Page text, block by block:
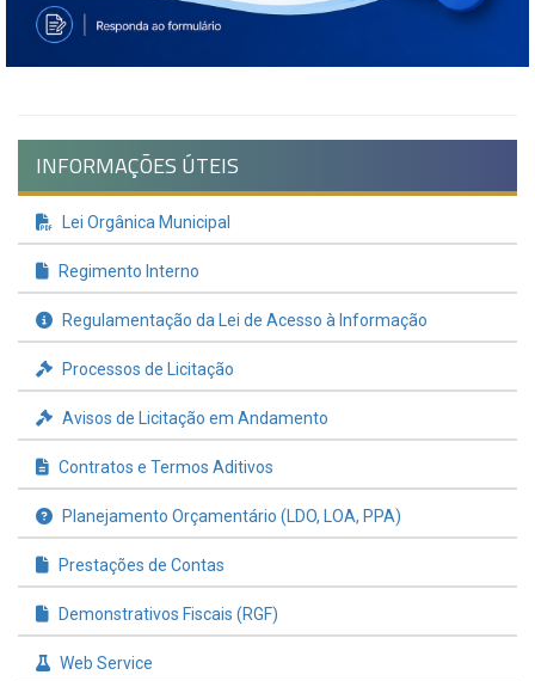
INFORMAÇÕES ÚTEIS
Lei Orgânica Municipal
Regimento Interno
Regulamentação da Lei de Acesso à Informação
Processos de Licitação
Avisos de Licitação em Andamento
Contratos e Termos Aditivos
Planejamento Orçamentário (LDO, LOA, PPA)
Prestações de Contas
Demonstrativos Fiscais (RGF)
Web Service